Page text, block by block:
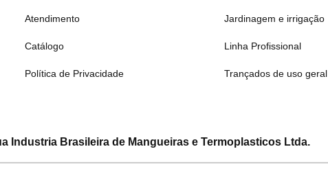
Atendimento
Catálogo
Política de Privacidade
Jardinagem e irrigação
Linha Profissional
Trançados de uso geral
Industria Brasileira de Mangueiras e Termoplasticos Ltda.